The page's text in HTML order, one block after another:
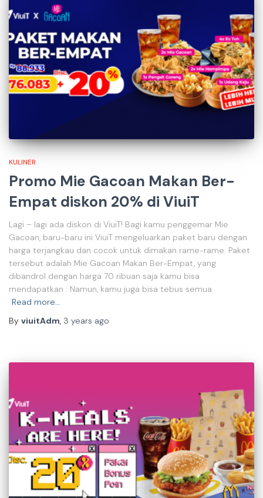
KULINER
Promo Mie Gacoan Makan Ber-
Empat diskon 20% di ViuiT
Lagi – lagi ada diskon di ViuiT! Bagi kamu penggemar Mie
Gacoan, baru-baru ini ViuiT mengeluarkan paket baru dengan
harga terjangkau dan cocok untuk dimakan rame-rame. Paket
tersebut adalah Mie Gacoan Makan Ber-Empat, yang
dibandrol dengan harga 70 ribuan saja kamu bisa
mendapatkan : Namun, kamu juga bisa tebus semua
Read more…
By viuitAdm, 3 years ago